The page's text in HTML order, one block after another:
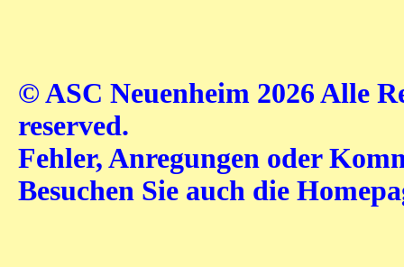
© ASC Neuenheim 2026 Alle
reserved.
Fehler, Anregungen oder
Besuchen Sie auch die